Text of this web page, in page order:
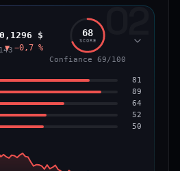
VOLUME 24 H
VAR. 30 J
−9,9 %
66/100
02
0,1296 $
▼ −0,7 %
68
SCORE
Confiance 69/100
81
89
64
52
50